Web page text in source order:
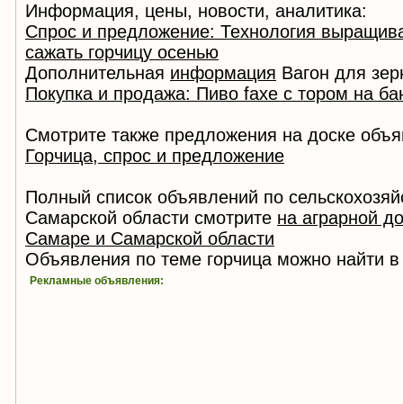
Информация, цены, новости, аналитика:
Спрос и предложение: Технология
сажать горчицу осенью
Дополнительная информация Вагон для
Покупка и продажа: Пиво faxe с тором на
Смотрите также предложения на доске
Горчица, спрос и предложение
Полный список объявлений по
Самарской области смотрите на аграрной
Самаре и Самарской области
Объявления по теме горчица можно найти
Рекламные объявления: